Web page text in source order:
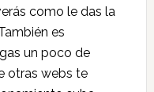
como le das la
es
un poco de
otras webs te